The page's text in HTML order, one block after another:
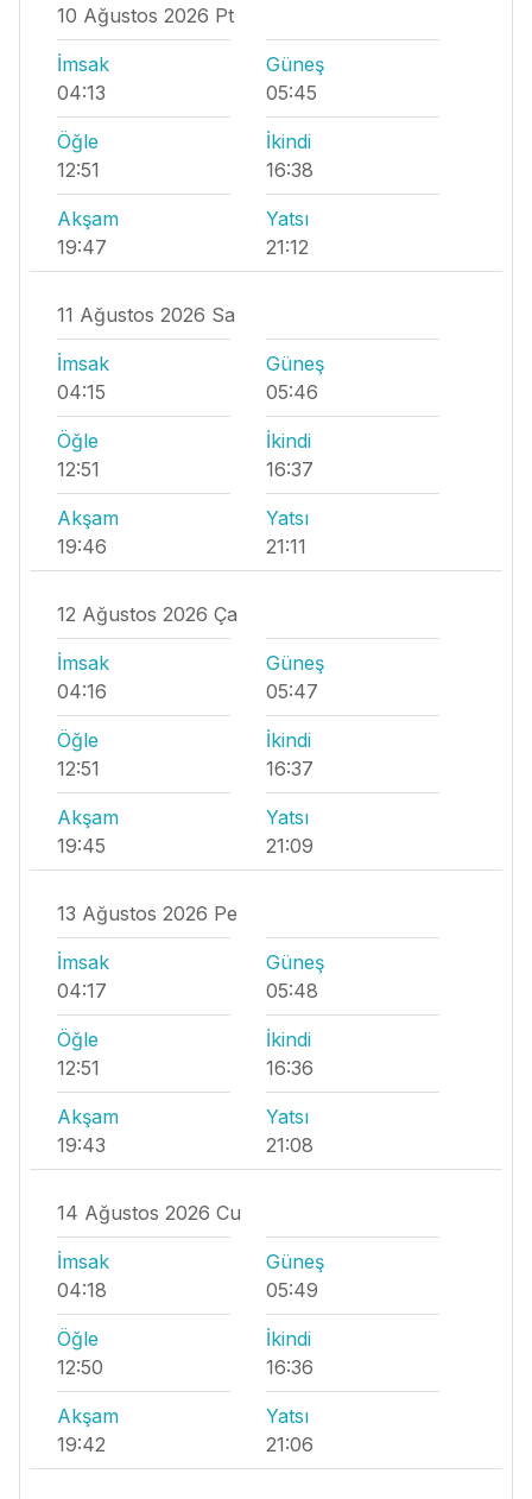
10 Ağustos 2026 Pt
İmsak
04:13
Güneş
05:45
Öğle
12:51
İkindi
16:38
Akşam
19:47
Yatsı
21:12
11 Ağustos 2026 Sa
İmsak
04:15
Güneş
05:46
Öğle
12:51
İkindi
16:37
Akşam
19:46
Yatsı
21:11
12 Ağustos 2026 Ça
İmsak
04:16
Güneş
05:47
Öğle
12:51
İkindi
16:37
Akşam
19:45
Yatsı
21:09
13 Ağustos 2026 Pe
İmsak
04:17
Güneş
05:48
Öğle
12:51
İkindi
16:36
Akşam
19:43
Yatsı
21:08
14 Ağustos 2026 Cu
İmsak
04:18
Güneş
05:49
Öğle
12:50
İkindi
16:36
Akşam
19:42
Yatsı
21:06